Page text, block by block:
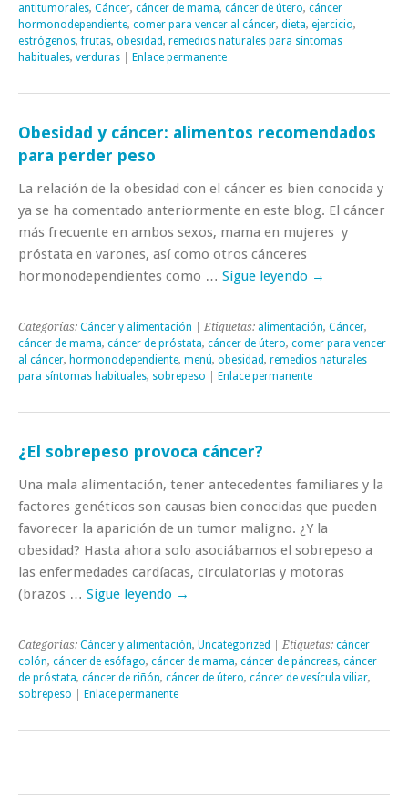
antitumorales, Cáncer, cáncer de mama, cáncer de útero, cáncer
hormonodependiente, comer para vencer al cáncer, dieta, ejercicio,
estrógenos,frutas, obesidad, remedios naturales para síntomas
habituales, verduras Enlace permanente
Obesidad y cáncer: alimentos recomendados
para perder peso
La relación de la obesidad con el cáncer es bien conocida y
ya se ha comentado anteriormente en este blog. El cáncer
más frecuente en ambos sexos, mama en mujeres y
próstata en varones, así como otros cánceres
hormonodependientes como … Sigue leyendo →
Categorías: Cáncer y alimentación | Etiquetas: alimentación, Cáncer,
cáncer de mama, cáncer de próstata, cáncer de útero, comer para vencer
al cáncer, hormonodependiente, menú, obesidad, remedios naturales
para síntomas habituales, sobrepeso Enlace permanente
¿El sobrepeso provoca cáncer?
Una mala alimentación, tener antecedentes familiares y la
factores genéticos son causas bien conocidas que pueden
favorecer la aparición de un tumor maligno. ¿Y la
obesidad? Hasta ahora solo asociábamos el sobrepeso a
las enfermedades cardíacas, circulatorias y motoras
(brazos … Sigue leyendo →
Categorías: Cáncer y alimentación, Uncategorized | Etiquetas: cáncer
colón, cáncer de esófago, cáncer de mama, cáncer de páncreas, cáncer
de próstata, cáncer de riñón, cáncer de útero, cáncer de vesícula viliar,
sobrepeso
Enlace permanente